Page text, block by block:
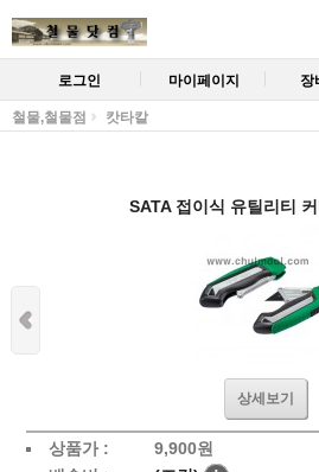
로그인 마이페이지 장
철물,철물점 캇타칼
SATA 접이식 유틸리티
상세보기
상품가 : 9,900원